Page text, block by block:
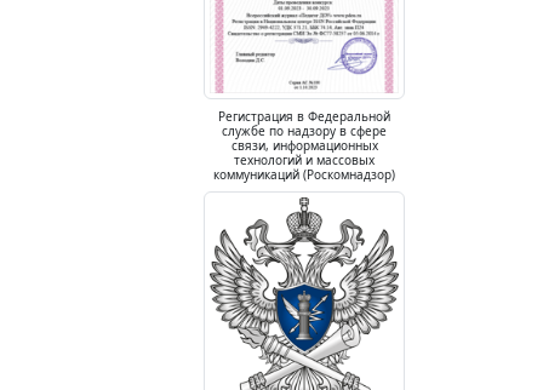
Регистрация в Федеральной
службе по надзору в сфере
связи, информационных
технологий и массовых
коммуникаций (Роскомнадзор)